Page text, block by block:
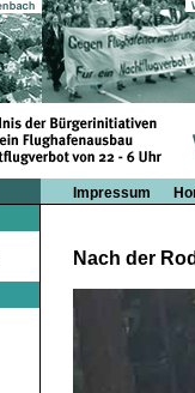
Impressum
Nach der